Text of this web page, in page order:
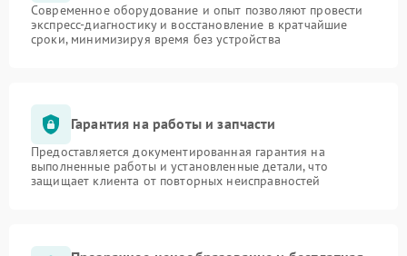
Современное оборудование и опыт позволяют провести
экспресс-диагностику и восстановление в кратчайшие
сроки, минимизируя время без устройства
Гарантия на работы и запчасти
Предоставляется документированная гарантия на
выполненные работы и установленные детали, что
защищает клиента от повторных неисправностей